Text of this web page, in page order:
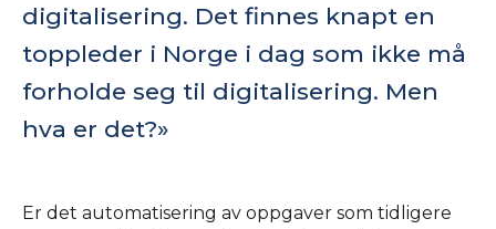
digitalisering. Det finnes knapt en
toppleder i Norge i dag som ikke må
forholde seg til digitalisering. Men
hva er det?
Er det automatisering av oppgaver som tidligere